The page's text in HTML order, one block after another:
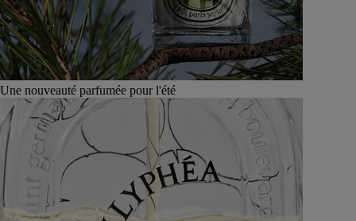
Une nouveauté parfumée pour l'été